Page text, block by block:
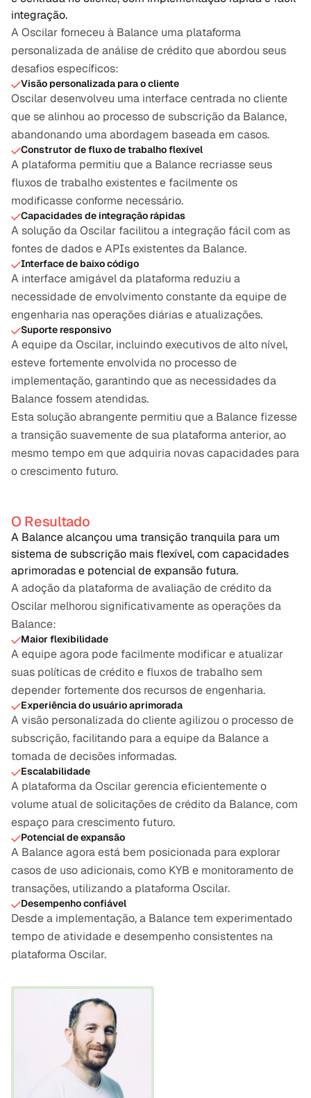
integração.
A Oscilar forneceu à Balance uma plataforma
personalizada de análise de crédito que abordou seus
desafios específicos:
Visão personalizada para o cliente
Oscilar desenvolveu uma interface centrada no cliente
que se alinhou ao processo de subscrição da Balance,
abandonando uma abordagem baseada em casos.
Construtor de fluxo de trabalho flexível
A plataforma permitiu que a Balance recriasse seus
fluxos de trabalho existentes e facilmente os
modificasse conforme necessário.
Capacidades de integração rápidas
A solução da Oscilar facilitou a integração fácil com as
fontes de dados e APIs existentes da Balance.
Interface de baixo código
A interface amigável da plataforma reduziu a
necessidade de envolvimento constante da equipe de
engenharia nas operações diárias e atualizações.
Suporte responsivo
A equipe da Oscilar, incluindo executivos de alto nível,
esteve fortemente envolvida no processo de
implementação, garantindo que as necessidades da
Balance fossem atendidas.
Esta solução abrangente permitiu que a Balance fizesse
a transição suavemente de sua plataforma anterior, ao
mesmo tempo em que adquiria novas capacidades para
o crescimento futuro.
O Resultado
A Balance alcançou uma transição tranquila para um
sistema de subscrição mais flexível, com capacidades
aprimoradas e potencial de expansão futura.
A adoção da plataforma de avaliação de crédito da
Oscilar melhorou significativamente as operações da
Balance:
Maior flexibilidade
A equipe agora pode facilmente modificar e atualizar
suas políticas de crédito e fluxos de trabalho sem
depender fortemente dos recursos de engenharia.
Experiência do usuário aprimorada
A visão personalizada do cliente agilizou o processo de
subscrição, facilitando para a equipe da Balance a
tomada de decisões informadas.
Escalabilidade
A plataforma da Oscilar gerencia eficientemente o
volume atual de solicitações de crédito da Balance, com
espaço para crescimento futuro.
Potencial de expansão
A Balance agora está bem posicionada para explorar
casos de uso adicionais, como KYB e monitoramento de
transações, utilizando a plataforma Oscilar.
Desempenho confiável
Desde a implementação, a Balance tem experimentado
tempo de atividade e desempenho consistentes na
plataforma Oscilar.